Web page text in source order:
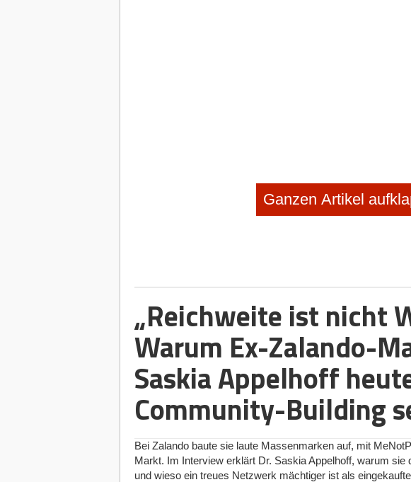
Ganzen Artikel
„Reichweite ist nicht
Warum Ex-Zalando-
Saskia Appelhoff
Community-Building
Bei Zalando baute sie laute Massenmarken auf, mit
Markt. Im Interview erklärt Dr. Saskia Appelhoff, warum sie
und wieso ein treues Netzwerk mächtiger ist als